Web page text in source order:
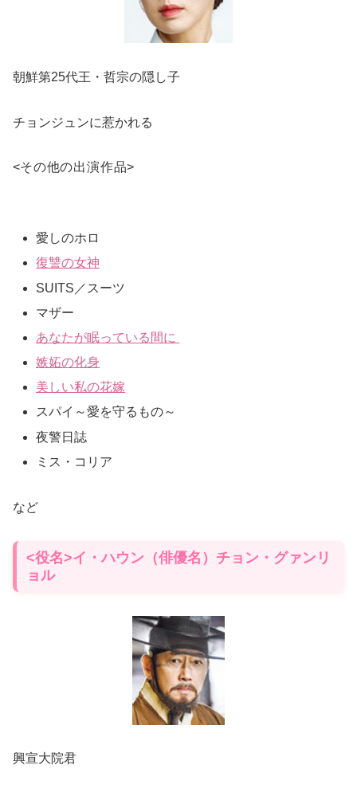
朝鮮第25代王・哲宗の隠し子
チョンジュンに惹かれる
<その他の出演作品>
愛しのホロ
復讐の女神
SUITS／スーツ
マザー
あなたが眠っている間に
嫉妬の化身
美しい私の花嫁
スパイ～愛を守るもの～
夜警日誌
ミス・コリア
など
<役名>イ・ハウン（俳優名）チョン・グァンリ
ョル
興宣大院君